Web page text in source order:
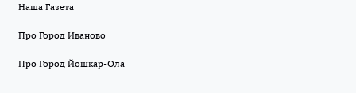
Наша Газета
Про Город Иваново
Про Город Йошкар-Ола